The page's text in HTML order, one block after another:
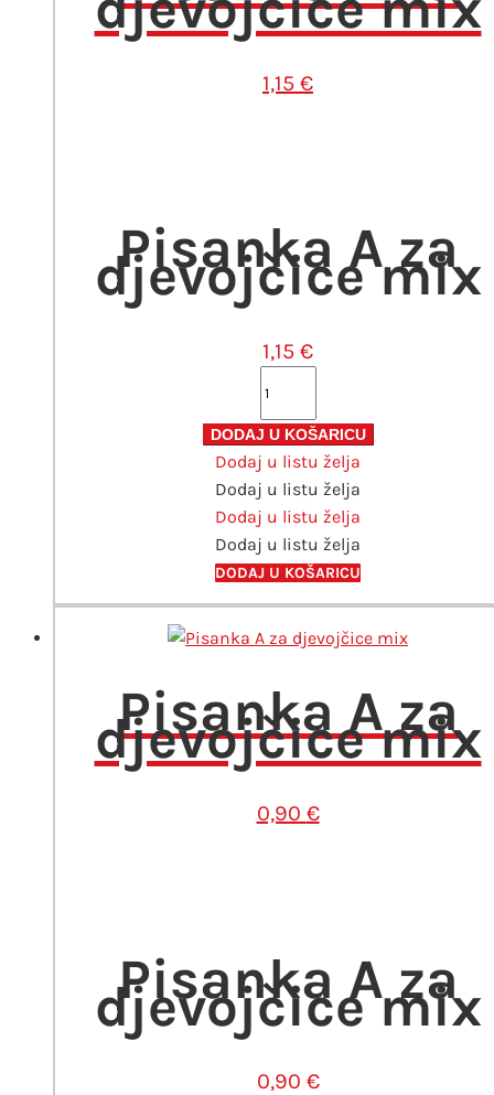
1,15 €
Pisanka A za
djevojčice mix
1,15 €
za
djevojčice
mix
količina
DODAJ U KOŠARICU
Dodaj u listu želja
Dodaj u listu želja
Dodaj u listu želja
Dodaj u listu želja
DODAJ U KOŠARICU
Pisanka A za
djevojčice mix
0,90 €
Pisanka A za
djevojčice mix
0,90 €